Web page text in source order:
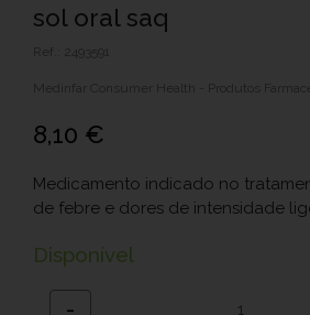
sol oral saq
Ref.: 2493591
Medinfar Consumer Health - Produtos
8,10 €
Medicamento indicado no
de febre e dores de intensidade
Disponível
−